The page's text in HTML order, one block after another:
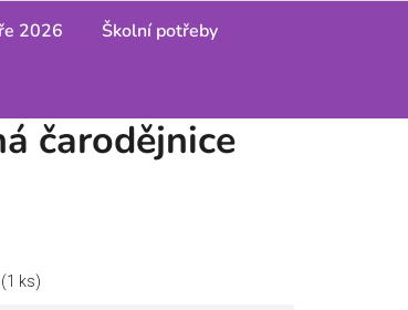
KOŠÍK
2026 Školní potřeby
čarodějnice
(1 ks)